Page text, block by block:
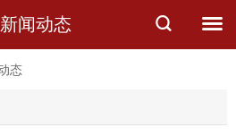
新闻动态
态